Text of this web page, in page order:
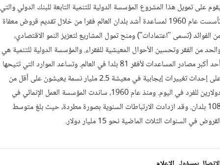
على تمويل هذا المشروع المؤسسة الدولية للتنمية التابعة للبنك الدولي والتي
تأسست عام 1960 لمساعدة أشد بلدان العالم فقرا من خلال تقديم قروض معفاة
الفوائد (تسمى "اعتمادات") ومنح تمول المشاريع لتعزيز النمو الاقتصادي،
من الفقر وتحسين الأحوال المعيشية للفقراء. والمؤسسة الدولية للتنمية هي
أحد أكبر مصادر المساعدات لأفقر 81 بلدا في العالم. وتساعد الموارد التي تتيحها
على إحداث تغييرات إيجابية في معيشة 2.5 مليار نسمة يعيشون على أقل من
دولارين للفرد في اليوم. ومنذ عام 1960، ساندت المؤسسة العمل الإنمائي في
108 بلدان. وقد ازدادت الارتباطات السنوية بصورة مطردة، حيث بلغ متوسط
في السنوات الثلاث الماضية نحو 15 مليار دولار.